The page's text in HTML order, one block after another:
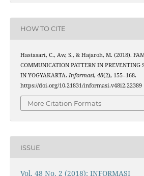
HOW TO CITE
Hastasari, C., Aw, S., & Hajaroh, M. (2018).
COMMUNICATION PATTERN IN PREVENTING
IN YOGYAKARTA. Informasi, 48(2), 155–168.
https://doi.org/10.21831/informasi.v48i2.22389
More Citation Formats
ISSUE
Vol. 48 No. 2 (2018): INFORMASI